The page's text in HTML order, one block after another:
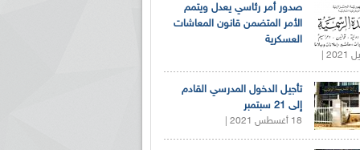
صدور أمر رئاسي يعدل ويتمم
الأمر المتضمن قانون المعاشات
العسكرية
تأجيل الدخول المدرسي القادم
إلى 21 سبتمبر
18 أغسطس 2021 |